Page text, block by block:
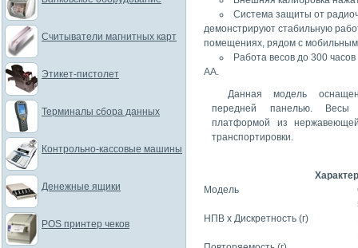
Система защиты от
демонстрируют стабильную
помещениях, рядом c
Работа весов до 300
АА.
Данная модель
передней панелью. Весы
платформой из
транспортировки.
Модель
НПВ х Дискретность (г)
Считыватели магнитных карт
Этикет-пистолет
Терминалы сбора данных
Контрольно-кассовые машины
Денежные ящики
POS принтер чеков